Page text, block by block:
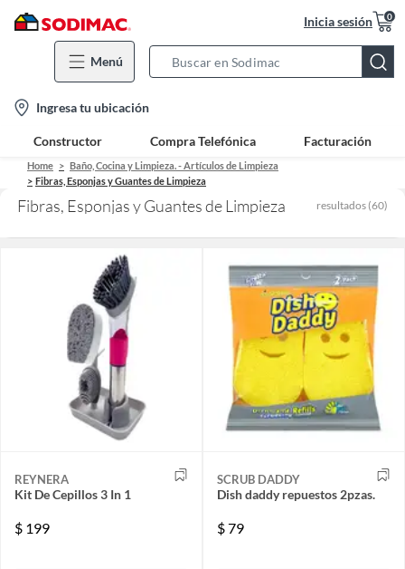
Inicia sesión 0
Menú
Bar
location-
icon
Ingresa tu ubicación
Constructor Compra Telefónica Facturación
Home
Baño, Cocina y Limpieza. - Artículos de Limpieza
Fibras, Esponjas y Guantes de Limpieza
Fibras, Esponjas y Guantes de Limpieza resultados (60)
REYNERA
Kit De Cepillos 3 In 1
$ 199
SCRUB DADDY
Dish daddy repuestos 2pzas.
$79